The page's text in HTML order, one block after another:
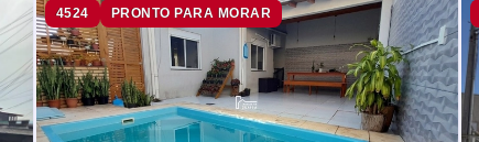
4524 PRONTO PARA MORAR